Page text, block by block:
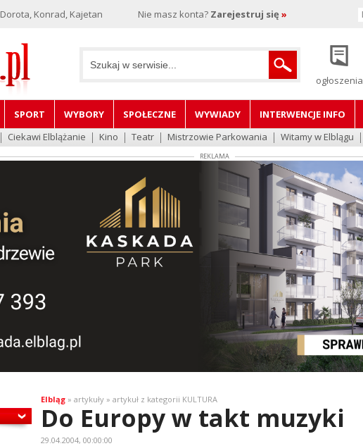
Dorota, Konrad, Kajetan Nie masz konta? Zarejestruj się »
ogłoszenia
SPORT WYBORY SPOŁECZNE WYWIADY INTERWENCJE INFO
Ciekawi Elblążanie Kino Teatr Mistrzowie Parkowania Witamy w Elblągu
REKLAMA
Elbląg» artykuły » artykuł z kategorii KULTURA
Do Europy w takt muzyki
29.04.2004, 00:00:00